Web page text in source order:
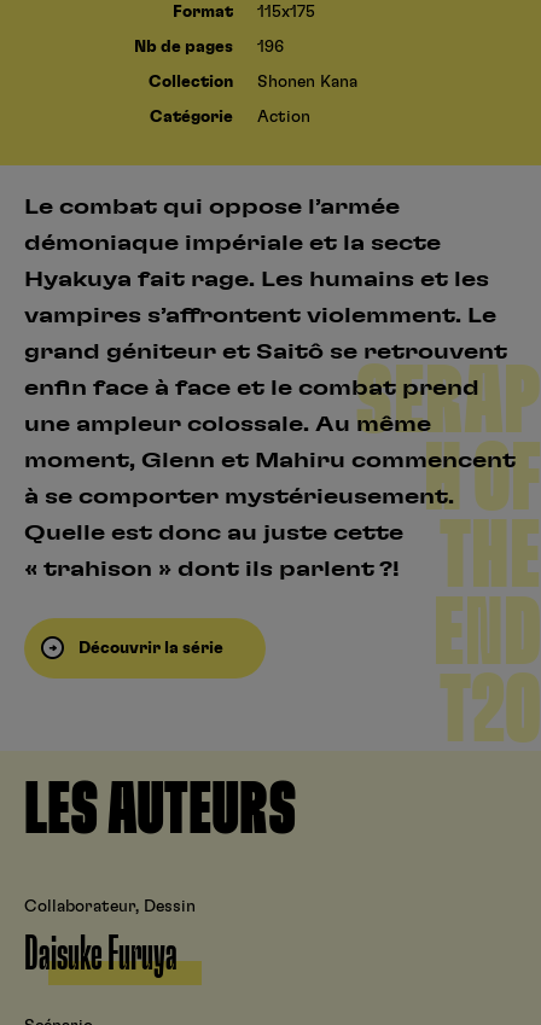
Format 115x175
Nb de pages 196
Collection Shonen Kana
Catégorie Action
Le combat qui oppose l’armée
démoniaque impériale et la secte
Hyakuya fait rage. Les humains et les
vampires s’affrontent violemment. Le
grand géniteur et Saitô se retrouvent
enfin face à face et le combat prend
une ampleur colossale. Au même
moment, Glenn et Mahiru commencent
à se comporter mystérieusement.
Quelle est donc au juste cette
« trahison » dont ils parlent ?!
Découvrir la série
SERAP
H OF
THE
END
T20
LES AUTEURS
Collaborateur, Dessin
Daisuke Furuya